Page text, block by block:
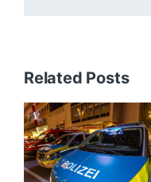
Related Posts